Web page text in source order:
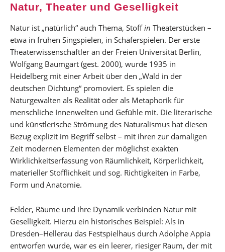
Natur, Theater und Geselligkeit
Natur ist „natürlich“ auch Thema, Stoffin Theaterstücken –
etwa in frühen Singspielen, in Schäferspielen. Der erste
Theaterwissenschaftler an der Freien Universität Berlin,
Wolfgang Baumgart (gest. 2000), wurde 1935 in
Heidelberg mit einer Arbeit über den „Wald in der
deutschen Dichtung“ promoviert. Es spielen die
Naturgewalten als Realität oder als Metaphorik für
menschliche Innenwelten und Gefühle mit. Die literarische
und künstlerische Strömung des Naturalismus hat diesen
Bezug explizit im Begriff selbst – mit ihren zur damaligen
Zeit modernen Elementen der möglichst exakten
Wirklichkeitserfassung von Räumlichkeit, Körperlichkeit,
materieller Stofflichkeit und sog. Richtigkeiten in Farbe,
Form und Anatomie.
Felder, Räume und ihre Dynamik verbinden Natur mit
Geselligkeit. Hierzu ein historisches Beispiel: Als in
Dresden–Hellerau das Festspielhaus durch Adolphe Appia
entworfen wurde, war es ein leerer, riesiger Raum, der mit